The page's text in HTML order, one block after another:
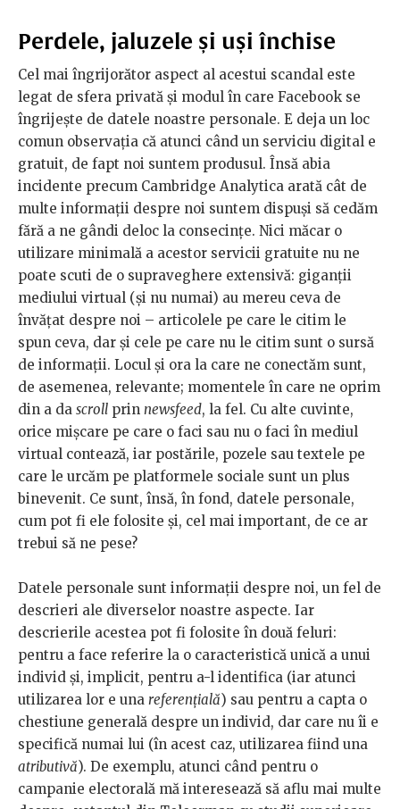
Perdele, jaluzele și uși închise
Cel mai îngrijorător aspect al acestui scandal este
legat de sfera privată și modul în care Facebook se
îngrijește de datele noastre personale. E deja un loc
comun observația că atunci când un serviciu digital e
gratuit, de fapt noi suntem produsul. Însă abia
incidente precum Cambridge Analytica arată cât de
multe informații despre noi suntem dispuși să cedăm
fără a ne gândi deloc la consecințe. Nici măcar o
utilizare minimală a acestor servicii gratuite nu ne
poate scuti de o supraveghere extensivă: giganții
mediului virtual (și nu numai) au mereu ceva de
învățat despre noi – articolele pe care le citim le
spun ceva, dar și cele pe care nu le citim sunt o sursă
de informații. Locul și ora la care ne conectăm sunt,
de asemenea, relevante; momentele în care ne oprim
din a da scroll prin newsfeed, la fel. Cu alte cuvinte,
orice mișcare pe care o faci sau nu o faci în mediul
virtual contează, iar postările, pozele sau textele pe
care le urcăm pe platformele sociale sunt un plus
binevenit. Ce sunt, însă, în fond, datele personale,
cum pot fi ele folosite și, cel mai important, de ce ar
trebui să ne pese?
Datele personale sunt informații despre noi, un fel de
descrieri ale diverselor noastre aspecte. Iar
descrierile acestea pot fi folosite în două feluri:
pentru a face referire la o caracteristică unică a unui
individ și, implicit, pentru a-l identifica (iar atunci
utilizarea lor e una referențială) sau pentru a capta o
chestiune generală despre un individ, dar care nu îi e
specifică numai lui (în acest caz, utilizarea fiind una
atributivă). De exemplu, atunci când pentru o
campanie electorală mă interesează să aflu mai multe